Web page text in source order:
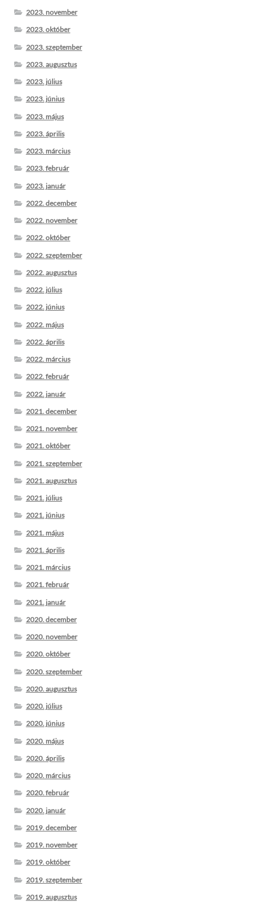
2023. november
2023. október
2023. szeptember
2023. augusztus
2023. július
2023. június
2023. május
2023. április
2023. március
2023. február
2023. január
2022. december
2022. november
2022. október
2022. szeptember
2022. augusztus
2022. július
2022. június
2022. május
2022. április
2022. március
2022. február
2022. január
2021. december
2021. november
2021. október
2021. szeptember
2021. augusztus
2021. július
2021. június
2021. május
2021. április
2021. március
2021. február
2021. január
2020. december
2020. november
2020. október
2020. szeptember
2020. augusztus
2020. július
2020. június
2020. május
2020. április
2020. március
2020. február
2020. január
2019. december
2019. november
2019. október
2019. szeptember
2019. augusztus